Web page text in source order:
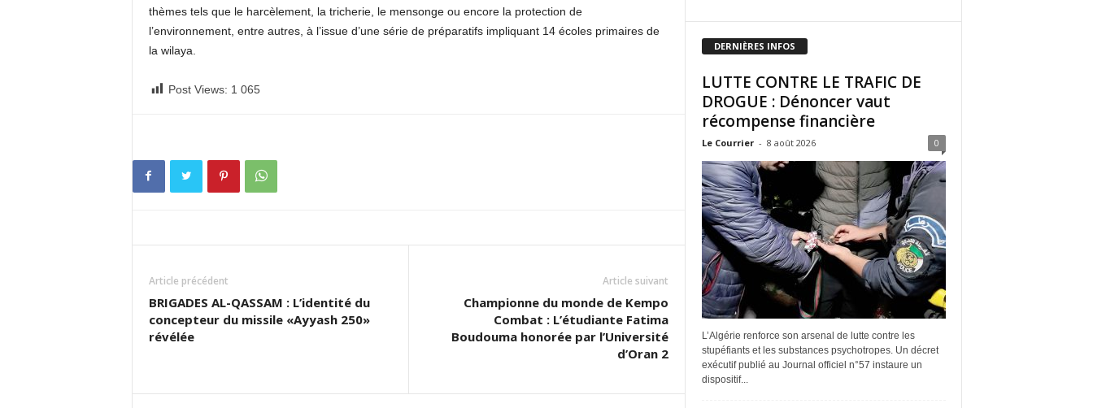
thèmes tels que le harcèlement, la tricherie, le mensonge ou encore la protection de
l’environnement, entre autres, à l’issue d’une série de préparatifs impliquant 14 écoles primaires de
la wilaya.
Post Views: 1 065
Article précédent
BRIGADES AL-QASSAM : L’identité du
concepteur du missile «Ayyash 250»
révélée
Article suivant
Championne du monde de Kempo
Combat : L’étudiante Fatima
Boudouma honorée par l’Université
d’Oran 2
DERNIÈRES INFOS
LUTTE CONTRE LE TRAFIC DE
DROGUE : Dénoncer vaut
récompense financière
Le Courrier - 8 août 2026 0
L’Algérie renforce son arsenal de lutte contre les
stupéfiants et les substances psychotropes. Un décret
exécutif publié au Journal officiel n°57 instaure un
dispositif...